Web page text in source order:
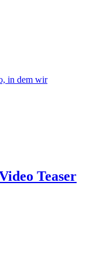
in dem wir
Teaser